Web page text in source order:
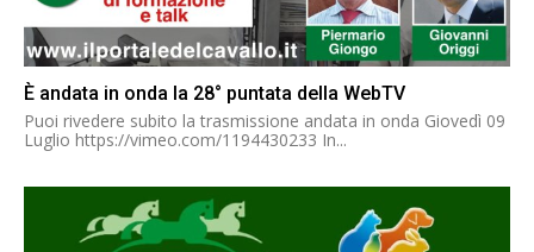
È andata in onda la 28° puntata della WebTV
Puoi rivedere subito la trasmissione andata in onda Giovedì 09
Luglio https://vimeo.com/1194430233 In...